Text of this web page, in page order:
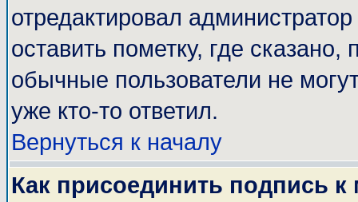
отредактировал
оставить пометку, где
обычные пользователи не
уже кто-то ответил.
Вернуться к началу
Как присоединить подпись